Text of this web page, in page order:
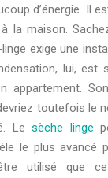
d’énergie. Il
la maison.
exige une
lui, est
appartement.
toutefois le
Lesèche linge
le plus avancé
utilisé que